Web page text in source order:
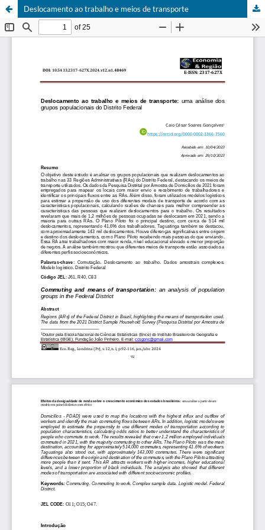
Deslocamento ao trabalho e meios de transporte